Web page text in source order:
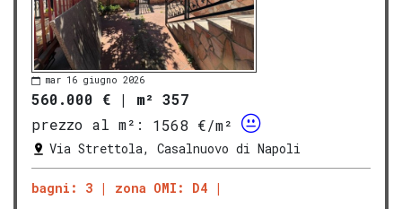
mar 16 giugno 2026
560.000 € | m² 357
prezzo al m²:
1568 €/m²
Via Strettola, Casalnuovo di Napoli
bagni: 3 zona OMI: D4